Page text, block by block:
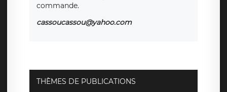
commande.
cassoucassou@yahoo.com
THÈMES DE PUBLICATIONS